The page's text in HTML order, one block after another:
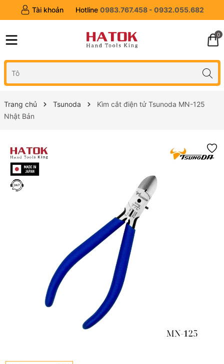
Tài khoản Hotline 0983.767.458 - 0932.055.682
0
Trang chủ Tsunoda
Kìm cắt điện tử Tsunoda MN-125
Nhật Bản